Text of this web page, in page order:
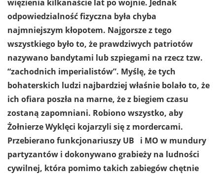
więzienia kilkanaście lat po wojnie. Jednak
odpowiedzialność fizyczna była chyba
najmniejszym kłopotem. Najgorsze z tego
wszystkiego było to, że prawdziwych patriotów
nazywano bandytami lub szpiegami na rzecz tzw.
“zachodnich imperialistów”. Myślę, że tych
bohaterskich ludzi najbardziej właśnie bolało to, że
ich ofiara poszła na marne, że z biegiem czasu
zostaną zapomniani. Robiono wszystko, aby
Żołnierze Wyklęci kojarzyli się z mordercami.
Przebierano funkcjonariuszy UB i MO w mundury
partyzantów i dokonywano grabieży na ludności
cywilnej, która pomimo takich zabiegów chętnie